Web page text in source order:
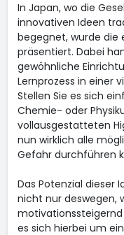
In Japan, wo die
innovativen Ideen
begegnet, wurde die
präsentiert. Dabei
gewöhnliche
Lernprozess in einer
Stellen Sie es sich
Chemie- oder
vollausgestatteten
nun wirklich alle
Gefahr durchführen
Das Potenzial dieser
nicht nur deswegen,
motivationssteigernd
es sich hierbei um